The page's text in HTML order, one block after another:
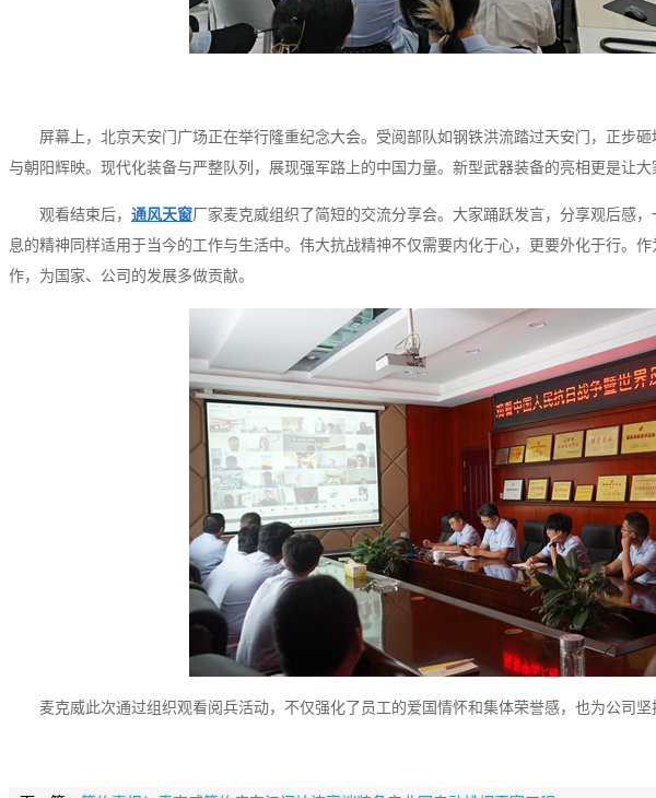
屏幕上，北京天安门广场正在举行隆重纪念大会。受阅部队如钢铁洪流踏过天安门，正步
与朝阳辉映。现代化装备与严整队列，展现强军路上的中国力量。新型武器装备的亮相更是让大
观看结束后， 通风天窗厂家麦克威组织了简短的交流分享会。大家踊跃发言，分享观后感
息的精神同样适用于当今的工作与生活中。伟大抗战精神不仅需要内化于心，更要外化于行。
作，为国家、公司的发展多做贡献。
麦克威此次通过组织观看阅兵活动，不仅强化了员工的爱国情怀和集体荣誉感，也为公司坚